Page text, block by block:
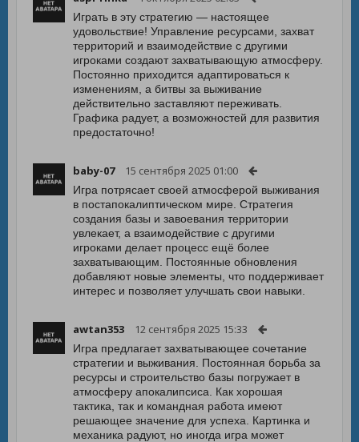
Играть в эту стратегию — настоящее
удовольствие! Управление ресурсами, захват
территорий и взаимодействие с другими
игроками создают захватывающую атмосферу.
Постоянно приходится адаптироваться к
изменениям, а битвы за выживание
действительно заставляют переживать.
Графика радует, а возможностей для развития
предостаточно!
baby-07 15 сентября 2025 01:00
Игра потрясает своей атмосферой выживания
в постапокалиптическом мире. Стратегия
создания базы и завоевания территории
увлекает, а взаимодействие с другими
игроками делает процесс ещё более
захватывающим. Постоянные обновления
добавляют новые элементы, что поддерживает
интерес и позволяет улучшать свои навыки.
awtan353 12 сентября 2025 15:33
Игра предлагает захватывающее сочетание
стратегии и выживания. Постоянная борьба за
ресурсы и строительство базы погружает в
атмосферу апокалипсиса. Как хорошая
тактика, так и командная работа имеют
решающее значение для успеха. Картинка и
механика радуют, но иногда игра может